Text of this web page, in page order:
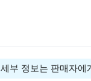
부 정보는 판매자에